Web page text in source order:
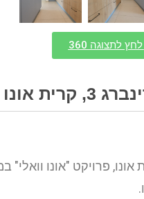
לתצוגה 360
אונו
פרויקט "אונו וואלי"